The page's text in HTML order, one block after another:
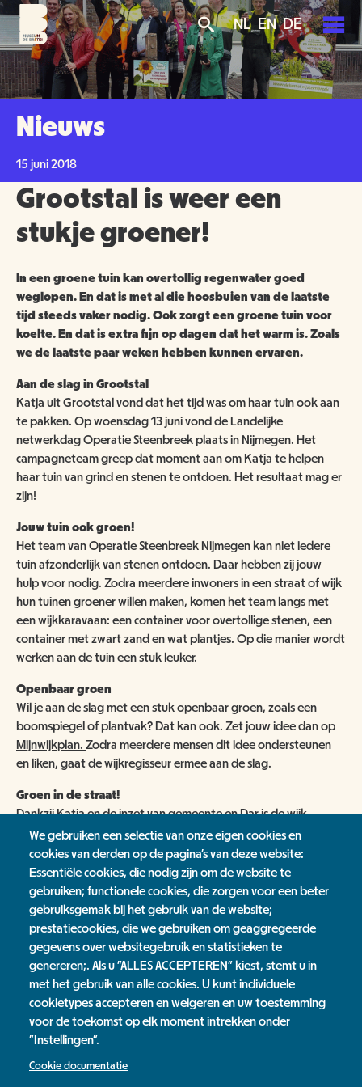
Overslaan
naar
de
inhoud
gaan
Skip
main
navigation
Skip
search
NL EN DE
We gebruiken een selectie van onze eigen cookies en
cookies van derden op de pagina's van deze website:
Essentiële cookies, die nodig zijn om de website te
gebruiken; functionele cookies, die zorgen voor een beter
gebruiksgemak bij het gebruik van de website;
prestatiecookies, die we gebruiken om geaggregeerde
gegevens over websitegebruik en statistieken te
genereren;. Als u "ALLES ACCEPTEREN" kiest, stemt u in
met het gebruik van alle cookies. U kunt individuele
cookietypes accepteren en weigeren en uw toestemming
voor de toekomst op elk moment intrekken onder
"Instellingen".
Cookie documentatie
PLAN JE BEZOEK
TICKETS
OPENINGSTIJDEN
TOEGANKELIJKHEID
GROEPSBEZOEK
SCHOOLBEZOEK
EXPOSITIES
HORECA
MUSEUMWINKEL
NU TE KOOP IN DE WINKEL
NIJMEEGSE VOGELMONUMENTJES
ZAALVERHUUR
HUISREGELS
KINDERFEESTJE
AGENDA
OVER ONS
MISSIE EN VISIE
ORGANISATIE
COMITÉ VAN AANBEVELING
BESTUUR
ORGANOGRAM
VRIJWILLIGERS
VACATURES
WORD VRIEND
SCHENKEN & NALATEN
COLLECTIE
OVER DE COLLECTIE
DOOD DIER GEVONDEN?
PUBLICATIES
ARCHITECTUUR
NIEUWSBRIEF
2000 JAAR GESCHIEDENIS AAN DE WAAL
CONTACT
VERRIJK JEZELF IN HET RIJK VAN NIJMEGEN
GROENMAKERS
SCHOLEN
NATUUR- & MILIEUORGANISATIES
NME NIEUWS & INSPIRATIE
SCHOLEN
KOOP TICKETS
Nieuws
15 juni 2018
Grootstal is weer een
stukje groener!
In een groene tuin kan overtollig regenwater goed
weglopen. En dat is met al die hoosbuien van de laatste
tijd steeds vaker nodig. Ook zorgt een groene tuin voor
koelte. En dat is extra fijn op dagen dat het warm is. Zoals
we de laatste paar weken hebben kunnen ervaren.
Aan de slag in Grootstal
Katja uit Grootstal vond dat het tijd was om haar tuin ook aan
te pakken. Op woensdag 13 juni vond de Landelijke
netwerkdag Operatie Steenbreek plaats in Nijmegen. Het
campagneteam greep dat moment aan om Katja te helpen
haar tuin van grind en stenen te ontdoen. Het resultaat mag er
zijn!
Jouw tuin ook groen!
Het team van Operatie Steenbreek Nijmegen kan niet iedere
tuin afzonderlijk van stenen ontdoen. Daar hebben zij jouw
hulp voor nodig. Zodra meerdere inwoners in een straat of wijk
hun tuinen groener willen maken, komen het team langs met
een wijkkaravaan: een container voor overtollige stenen, een
container met zwart zand en wat plantjes. Op die manier wordt
werken aan de tuin een stuk leuker.
Openbaar groen
Wil je aan de slag met een stuk openbaar groen, zoals een
boomspiegel of plantvak? Dat kan ook. Zet jouw idee dan op
Mijnwijkplan. Zodra meerdere mensen dit idee ondersteunen
en liken, gaat de wijkregisseur ermee aan de slag.
Groen in de straat!
Dankzij Katja en de inzet van gemeente en Dar is de wijk
Grootstal weer wat groener geworden! Doe jij ook mee?
Bekijk het filmpje van de actie.
Groenmakers bewoners Nieuws
Nieuwsoverzicht
Tags
IVN
Jaarverslag